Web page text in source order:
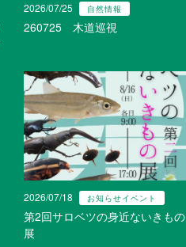
2026/07/25 自然情報
260725 木道巡視
2026/07/18 お知らせイベント
第2回サロベツの身近ないきもの
展